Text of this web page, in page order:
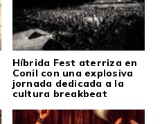
Híbrida Fest aterriza en
Conil con una explosiva
jornada dedicada a la
cultura breakbeat